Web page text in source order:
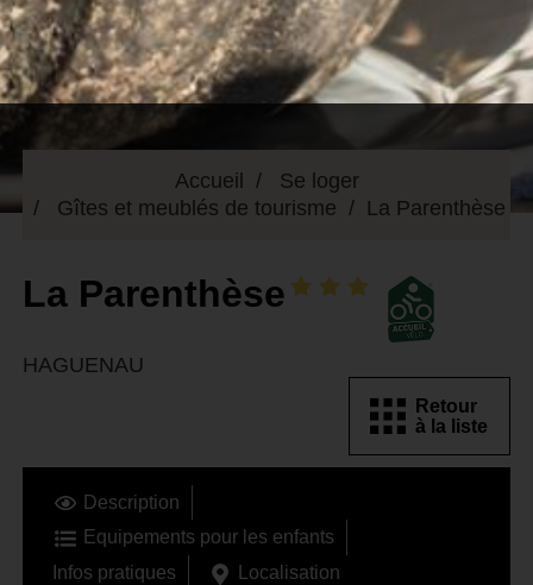
Accueil
Se loger
Gîtes et meublés de tourisme
La Parenthèse
La Parenthèse
HAGUENAU
Retour
à la liste
Description
Equipements pour les enfants
Infos pratiques
Localisation